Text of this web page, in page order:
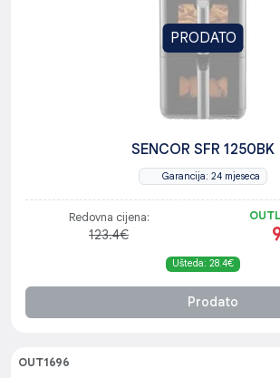
PRODATO
SENCOR SFR 1250BK
Garancija: 24 mjeseca
Redovna cijena:
123.4€
Ušteda: 28.4€
Prodato
OUT1696